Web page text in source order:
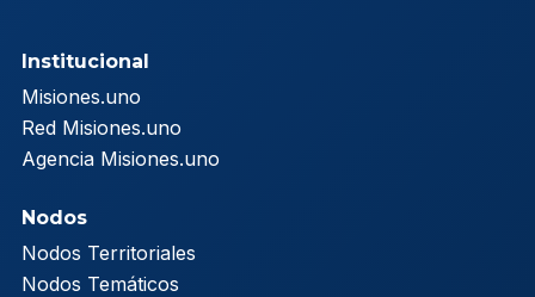
Institucional
Misiones.uno
Red Misiones.uno
Agencia Misiones.uno
Nodos
Nodos Territoriales
Nodos Temáticos